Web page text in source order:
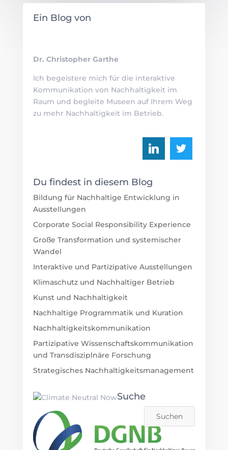
Ein Blog von
Dr. Christopher Garthe
Ich begeistere mich für die interaktive
Kommunikation von Nachhaltigkeit im
Raum und begleite Museen auf Ihrem Weg
zu mehr Nachhaltigkeit im Betrieb.
Du findest in diesem Blog
Bildung für Nachhaltige Entwicklung in
Ausstellungen
Corporate Social Responsibility Experience
Große Transformation und systemischer
Wandel
Interaktive und Partizipative Ausstellungen
Klimaschutz und Nachhaltiger Betrieb
Kunst und Nachhaltigkeit
Nachhaltige Programmatik und Kuration
Nachhaltigkeitskommunikation
Partizipative Wissenschaftskommunikation
und Transdisziplnäre Forschung
Strategisches Nachhaltigkeitsmanagement
Suche